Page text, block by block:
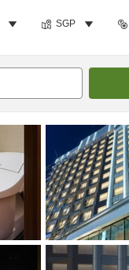
SGP